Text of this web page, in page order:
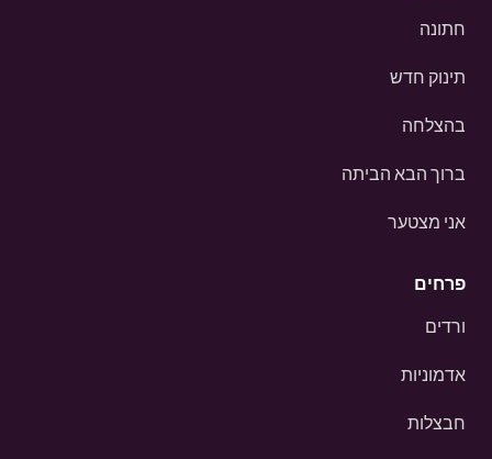
חתונה
תינוק חדש
בהצלחה
ברוך הבא הביתה
אני מצטער
פרחים
ורדים
אדמוניות
חבצלות